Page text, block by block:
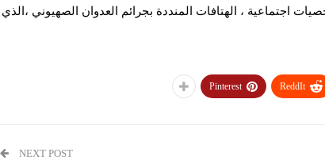
اجتماعية ، الهتافات المنددة بجرائم العدوان الصهيوني ،الذي
ReddIt
Pinterest
NEXT POST